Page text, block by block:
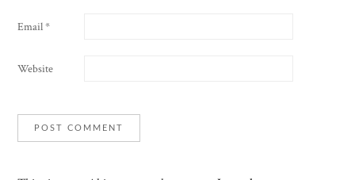
Email*
Website